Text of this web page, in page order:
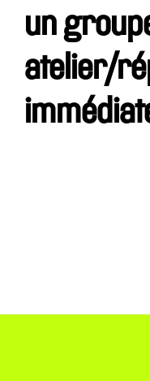
un
atelier/